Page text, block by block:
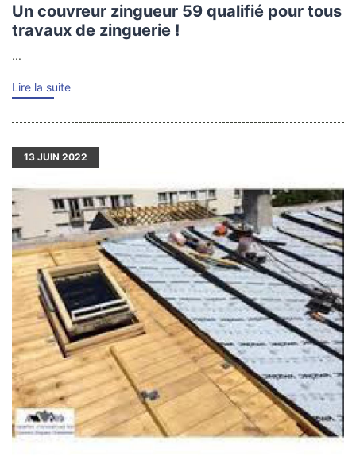
Un couvreur zingueur 59 qualifié pour tous
travaux de zinguerie !
...
Lire la suite
13 JUIN 2022